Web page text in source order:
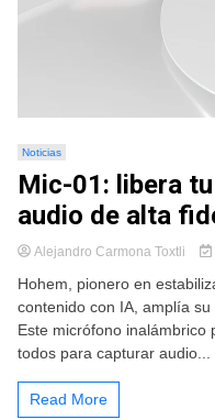
Noticias
Mic-01: libera
audio de alta
Alejandro Carmona Toxtli
Hohem, pionero en
contenido con IA, amplía
Este micrófono inalámbrico
todos para capturar audio...
Read More